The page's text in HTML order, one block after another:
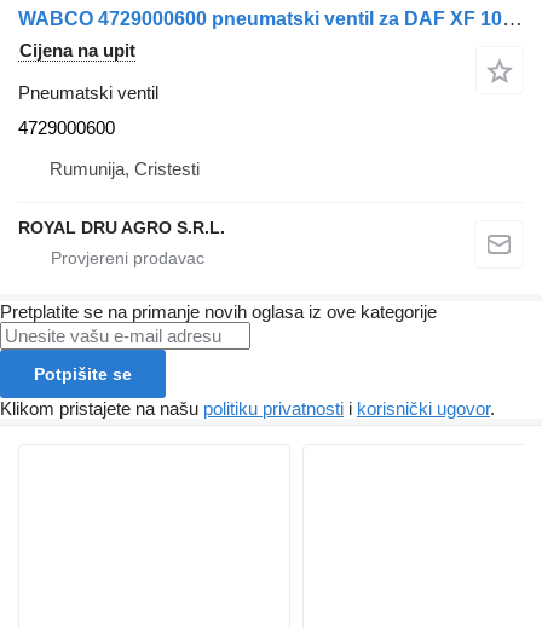
WABCO 4729000600 pneumatski ventil za DAF XF 105 kamiona
Cijena na upit
Pneumatski ventil
4729000600
Rumunija, Cristesti
ROYAL DRU AGRO S.R.L.
Pretplatite se na primanje novih oglasa iz ove kategorije
Potpišite se
Klikom pristajete na našu politiku privatnosti i korisnički ugovor.